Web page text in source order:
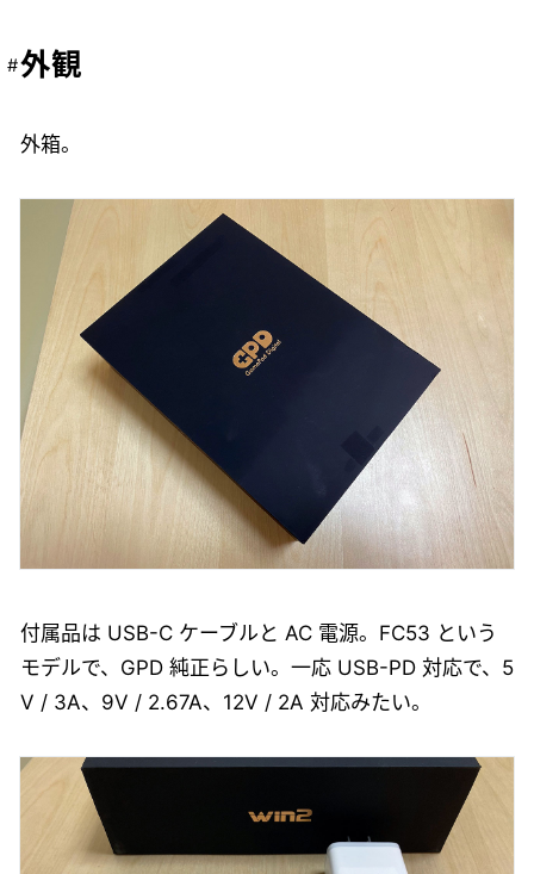
外観
外箱。
付属品は USB-C ケーブルと AC 電源。FC53 という
モデルで、GPD 純正らしい。一応 USB-PD 対応で、5
V / 3A、9V / 2.67A、12V / 2A 対応みたい。